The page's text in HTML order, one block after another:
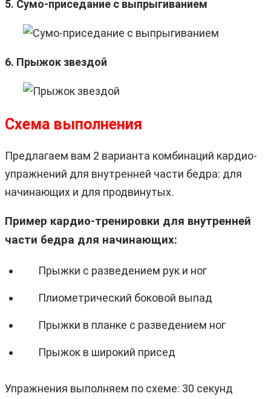
5. Сумо-приседание с выпрыгиванием
6. Прыжок звездой
Схема выполнения
Предлагаем вам 2 варианта комбинаций кардио-
упражнений для внутренней части бедра: для
начинающих и для продвинутых.
Пример кардио-тренировки для внутренней
части бедра для начинающих:
Прыжки с разведением рук и ног
Плиометрический боковой выпад
Прыжки в планке с разведением ног
Прыжок в широкий присед
Упражнения выполняем по схеме: 30 секунд